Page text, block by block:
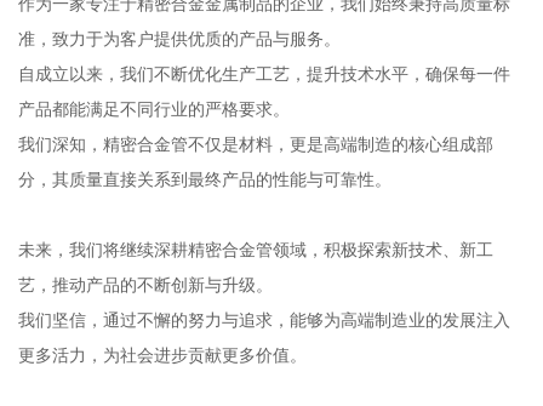
作为一家专注于精密合金金属制品的企业，我们始终秉持高质量标
准，致力于为客户提供优质的产品与服务。
自成立以来，我们不断优化生产工艺，提升技术水平，确保每一件
产品都能满足不同行业的严格要求。
我们深知，精密合金管不仅是材料，更是高端制造的核心组成部
分，其质量直接关系到最终产品的性能与可靠性。
未来，我们将继续深耕精密合金管领域，积极探索新技术、新工
艺，推动产品的不断创新与升级。
我们坚信，通过不懈的努力与追求，能够为高端制造业的发展注入
更多活力，为社会进步贡献更多价值。